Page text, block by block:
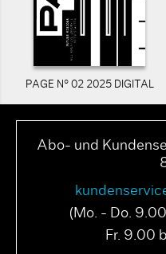
PAGE N° 02 2025 DIGITAL
Abo- und
(Mo. - Do.
Fr. 9.00